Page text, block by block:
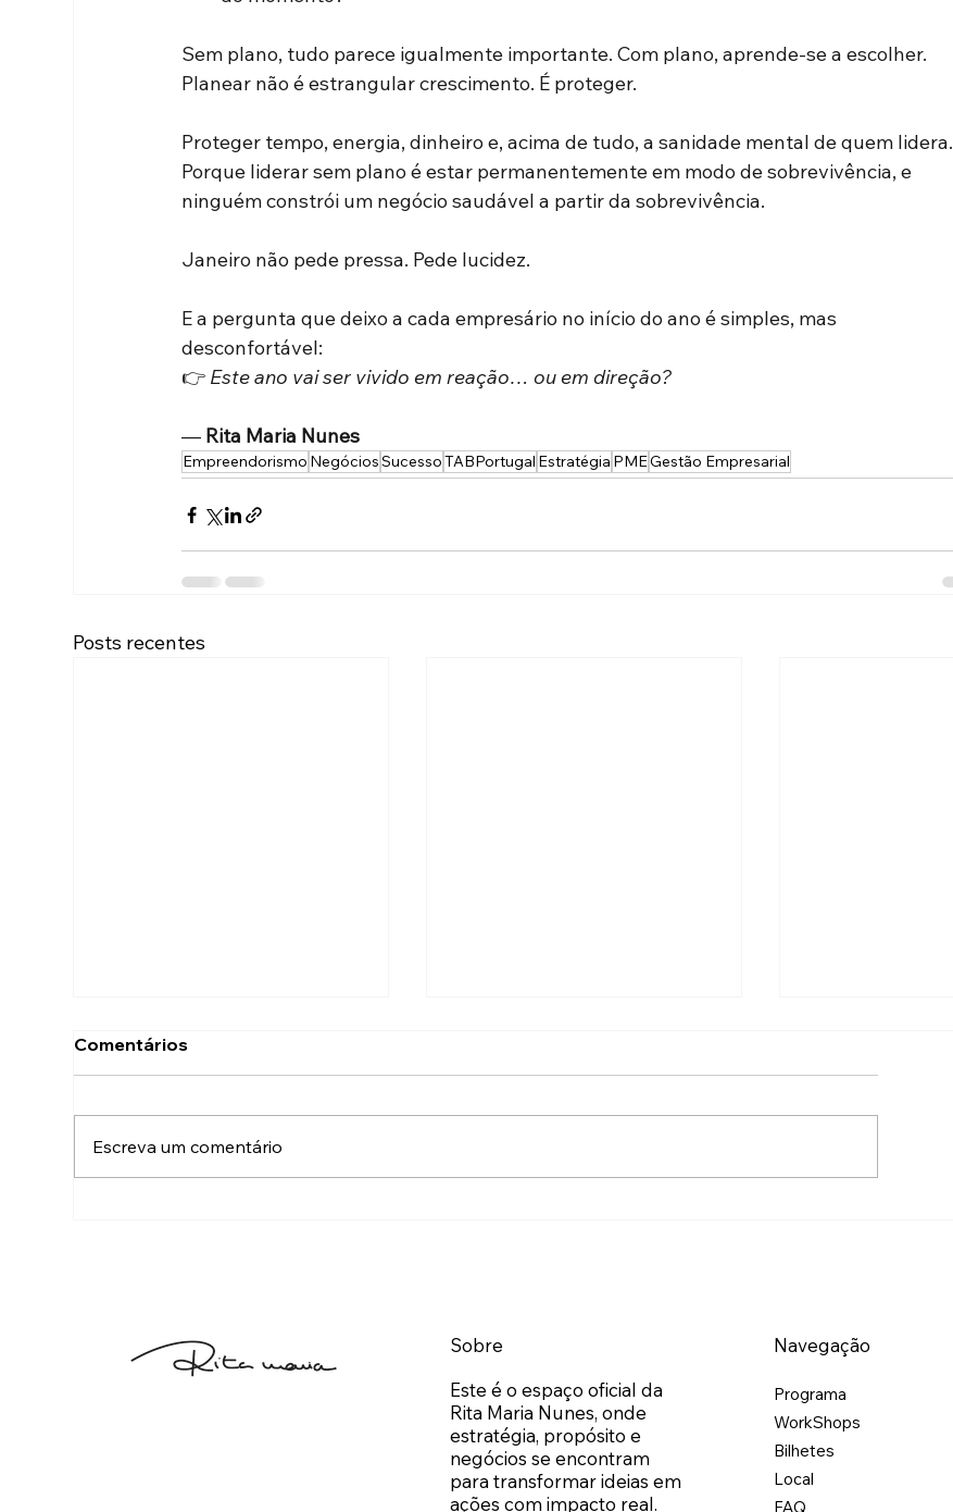
Sem plano, tudo parece igualmente importante. Com plano, aprende-se a escolher.
Planear não é estrangular crescimento. É proteger.
Proteger tempo, energia, dinheiro e, acima de tudo, a sanidade mental de quem lidera.
Porque liderar sem plano é estar permanentemente em modo de sobrevivência, e
ninguém constrói um negócio saudável a partir da sobrevivência.
Janeiro não pede pressa. Pede lucidez.
E a pergunta que deixo a cada empresário no início do ano é simples, mas
desconfortável:
👉 Este ano vai ser vivido em reação… ou em direção?
— Rita Maria Nunes
Empreendorismo NegóciosSucessoTABPortugal Estratégia PMEGestão Empresarial
Posts recentes
Comentários
Escreva um comentário
Sobre
Este é o espaço oficial da
Rita Maria Nunes, onde
estratégia, propósito e
negócios se encontram
para transformar ideias em
ações com impacto real.
Navegação
Programa
WorkShops
Bilhetes
Local
FAQ